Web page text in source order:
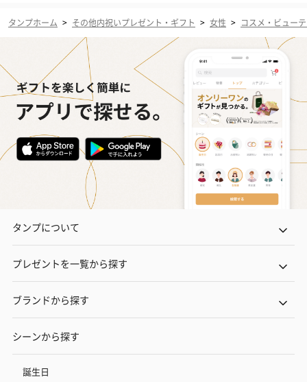
タンプホーム > その他内祝いプレゼント・ギフト > 女性 > コスメ・ビュー
タンプについて
プレゼントを一覧から探す
ブランドから探す
シーンから探す
誕生日